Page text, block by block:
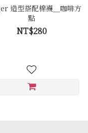
造型搭配棉襪＿咖啡方
點
NT$280